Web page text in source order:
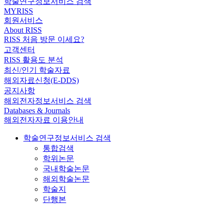
MYRISS
회원서비스
About RISS
RISS 처음 방문 이세요?
고객센터
RISS 활용도 분석
최신/인기 학술자료
해외자료신청(E-DDS)
공지사항
해외전자정보서비스 검색
Databases & Journals
해외전자자료 이용안내
학술연구정보서비스 검색
통합검색
학위논문
국내학술논문
해외학술논문
학술지
단행본